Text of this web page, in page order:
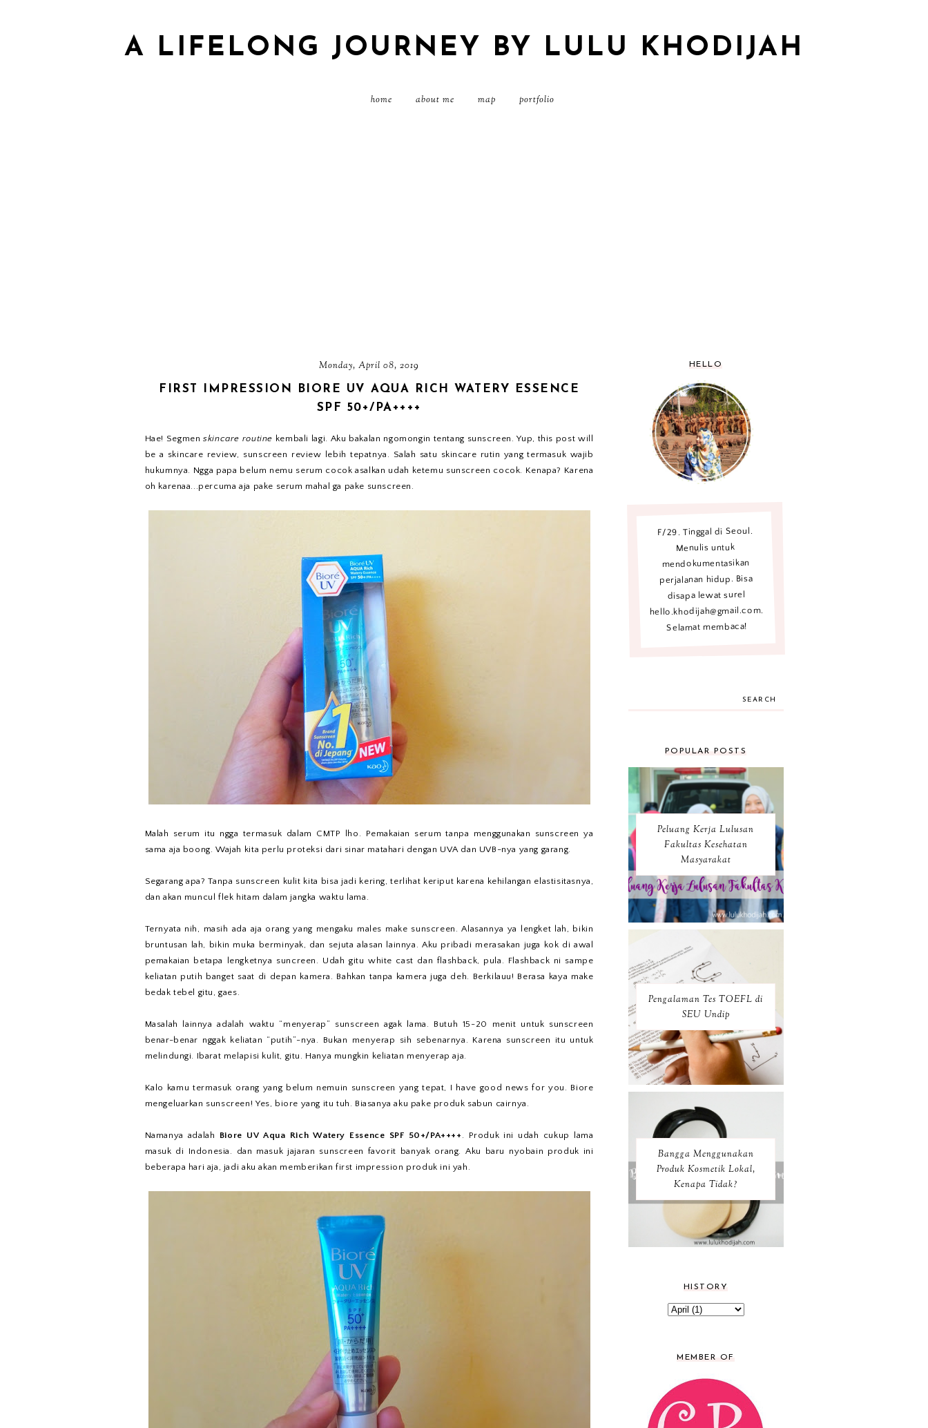
A LIFELONG JOURNEY BY LULU KHODIJAH
home about me map portfolio
Monday, April 08, 2019
FIRST IMPRESSION BIORE UV AQUA RICH WATERY ESSENCE
SPF 50+/PA++++
Hae! Segmenskincare routine kembali lagi. Aku bakalan ngomongin tentang sunscreen. Yup, this post will
be a skincare review, sunscreen review lebih tepatnya. Salah satu skincare rutin yang termasuk wajib
hukumnya. Ngga papa belum nemu serum cocok asalkan udah ketemu sunscreen cocok. Kenapa? Karena
oh karenaa...percuma aja pake serum mahal ga pake sunscreen.
Malah serum itu ngga termasuk dalam CMTP lho. Pemakaian serum tanpa menggunakan sunscreen ya
sama aja boong. Wajah kita perlu proteksi dari sinar matahari dengan UVA dan UVB-nya yang garang.
Segarang apa? Tanpa sunscreen kulit kita bisa jadi kering, terlihat keriput karena kehilangan elastisitasnya,
dan akan muncul flek hitam dalam jangka waktu lama.
Ternyata nih, masih ada aja orang yang mengaku males make sunscreen. Alasannya ya lengket lah, bikin
bruntusan lah, bikin muka berminyak, dan sejuta alasan lainnya. Aku pribadi merasakan juga kok di awal
pemakaian betapa lengketnya suncreen. Udah gitu white cast dan flashback, pula. Flashback ni sampe
keliatan putih banget saat di depan kamera. Bahkan tanpa kamera juga deh. Berkilauu! Berasa kaya make
bedak tebel gitu, gaes.
Masalah lainnya adalah waktu “menyerap” sunscreen agak lama. Butuh 15-20 menit untuk sunscreen
benar-benar nggak keliatan “putih”-nya. Bukan menyerap sih sebenarnya. Karena sunscreen itu untuk
melindungi. Ibarat melapisi kulit, gitu. Hanya mungkin keliatan menyerap aja.
Kalo kamu termasuk orang yang belum nemuin sunscreen yang tepat, I have good news for you. Biore
mengeluarkan sunscreen! Yes, biore yang itu tuh. Biasanya aku pake produk sabun cairnya.
Namanya adalah Biore UV Aqua Rich Watery Essence SPF 50+/PA++++ . Produk ini udah cukup lama
masuk di Indonesia. dan masuk jajaran sunscreen favorit banyak orang. Aku baru nyobain produk ini
beberapa hari aja, jadi aku akan memberikan first impression produk ini yah.
HELLO
F/29. Tinggal di Seoul.
Menulis untuk
mendokumentasikan
perjalanan hidup. Bisa
disapa lewat surel
hello.khodijah@gmail.com.
Selamat membaca!
SEARCH
POPULAR POSTS
Peluang Kerja Lulusan
Fakultas Kesehatan
Masyarakat
Pengalaman Tes TOEFL di
SEU Undip
Bangga Menggunakan
Produk Kosmetik Lokal,
Kenapa Tidak?
HISTORY
MEMBER OF